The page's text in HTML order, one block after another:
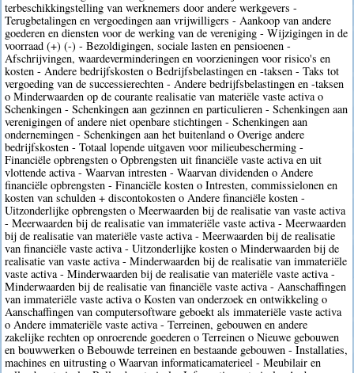
terbeschikkingstelling van werknemers door andere werkgevers -
Terugbetalingen en vergoedingen aan vrijwilligers - Aankoop van andere
goederen en diensten voor de werking van de vereniging - Wijzigingen in de
voorraad (+) (-) - Bezoldigingen, sociale lasten en pensioenen -
Afschrijvingen, waardeverminderingen en voorzieningen voor risico's en
kosten - Andere bedrijfskosten o Bedrijfsbelastingen en -taksen - Taks tot
vergoeding van de successierechten - Andere bedrijfsbelastingen en -taksen
o Minderwaarden op de courante realisatie van materiële vaste activa o
Schenkingen - Schenkingen aan gezinnen en particulieren - Schenkingen aan
verenigingen of andere niet openbare stichtingen - Schenkingen aan
ondernemingen - Schenkingen aan het buitenland o Overige andere
bedrijfskosten - Totaal lopende uitgaven voor milieubescherming -
Financiële opbrengsten o Opbrengsten uit financiële vaste activa en uit
vlottende activa - Waarvan intresten - Waarvan dividenden o Andere
financiële opbrengsten - Financiële kosten o Intresten, commissielonen en
kosten van schulden + discontokosten o Andere financiële kosten -
Uitzonderlijke opbrengsten o Meerwaarden bij de realisatie van vaste activa
- Meerwaarden bij de realisatie van immateriële vaste activa - Meerwaarden
bij de realisatie van materiële vaste activa - Meerwaarden bij de realisatie
van financiële vaste activa - Uitzonderlijke kosten o Minderwaarden bij de
realisatie van vaste activa - Minderwaarden bij de realisatie van immateriële
vaste activa - Minderwaarden bij de realisatie van materiële vaste activa -
Minderwaarden bij de realisatie van financiële vaste activa - Aanschaffingen
van immateriële vaste activa o Kosten van onderzoek en ontwikkeling o
Aanschaffingen van computersoftware geboekt als immateriële vaste activa
o Andere immateriële vaste activa - Terreinen, gebouwen en andere
zakelijke rechten op onroerende goederen o Terreinen o Nieuwe gebouwen
en bouwwerken o Bebouwde terreinen en bestaande gebouwen - Installaties,
machines en uitrusting o Waarvan informaticamaterieel - Meubilair en